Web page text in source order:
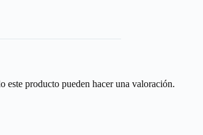
este producto pueden hacer una valoración.